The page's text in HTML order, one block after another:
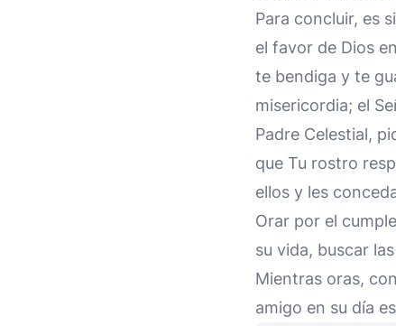
Para concluir, es
el favor de Dios
te bendiga y te
misericordia; el
Padre Celestial,
que Tu rostro
ellos y les
Orar por el
su vida, buscar
Mientras oras,
amigo en su día